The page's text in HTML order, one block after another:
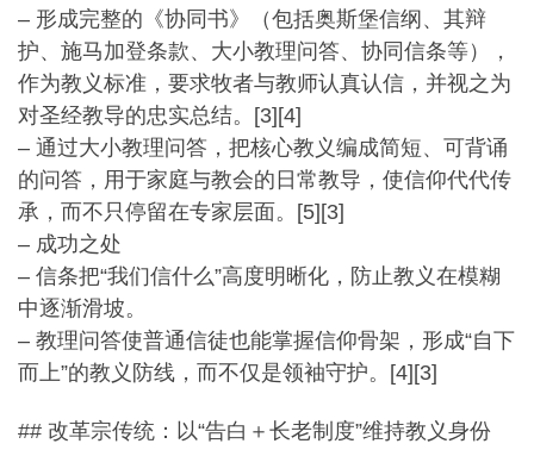
– 形成完整的《协同书》（包括奥斯堡信纲、其辩
护、施马加登条款、 大小教理问答、协同信条等），
作为教义标准， 要求牧者与教师认真认信，并视之为
对圣经教导的忠实总结。[3][4]
– 通过大小教理问答，把核心教义编成简短、可背诵
的问答， 用于家庭与教会的日常教导，使信仰代代传
承， 而不只停留在专家层面。[5][3]
– 成功之处
– 信条把“我们信什么”高度明晰化，防止教义在模糊
中逐渐滑坡。
– 教理问答使普通信徒也能掌握信仰骨架，形成“自下
而上”的教义防线，而不仅是领袖守护。[4][3]
## 改革宗传统：以“告白＋长老制度”维持教义身份